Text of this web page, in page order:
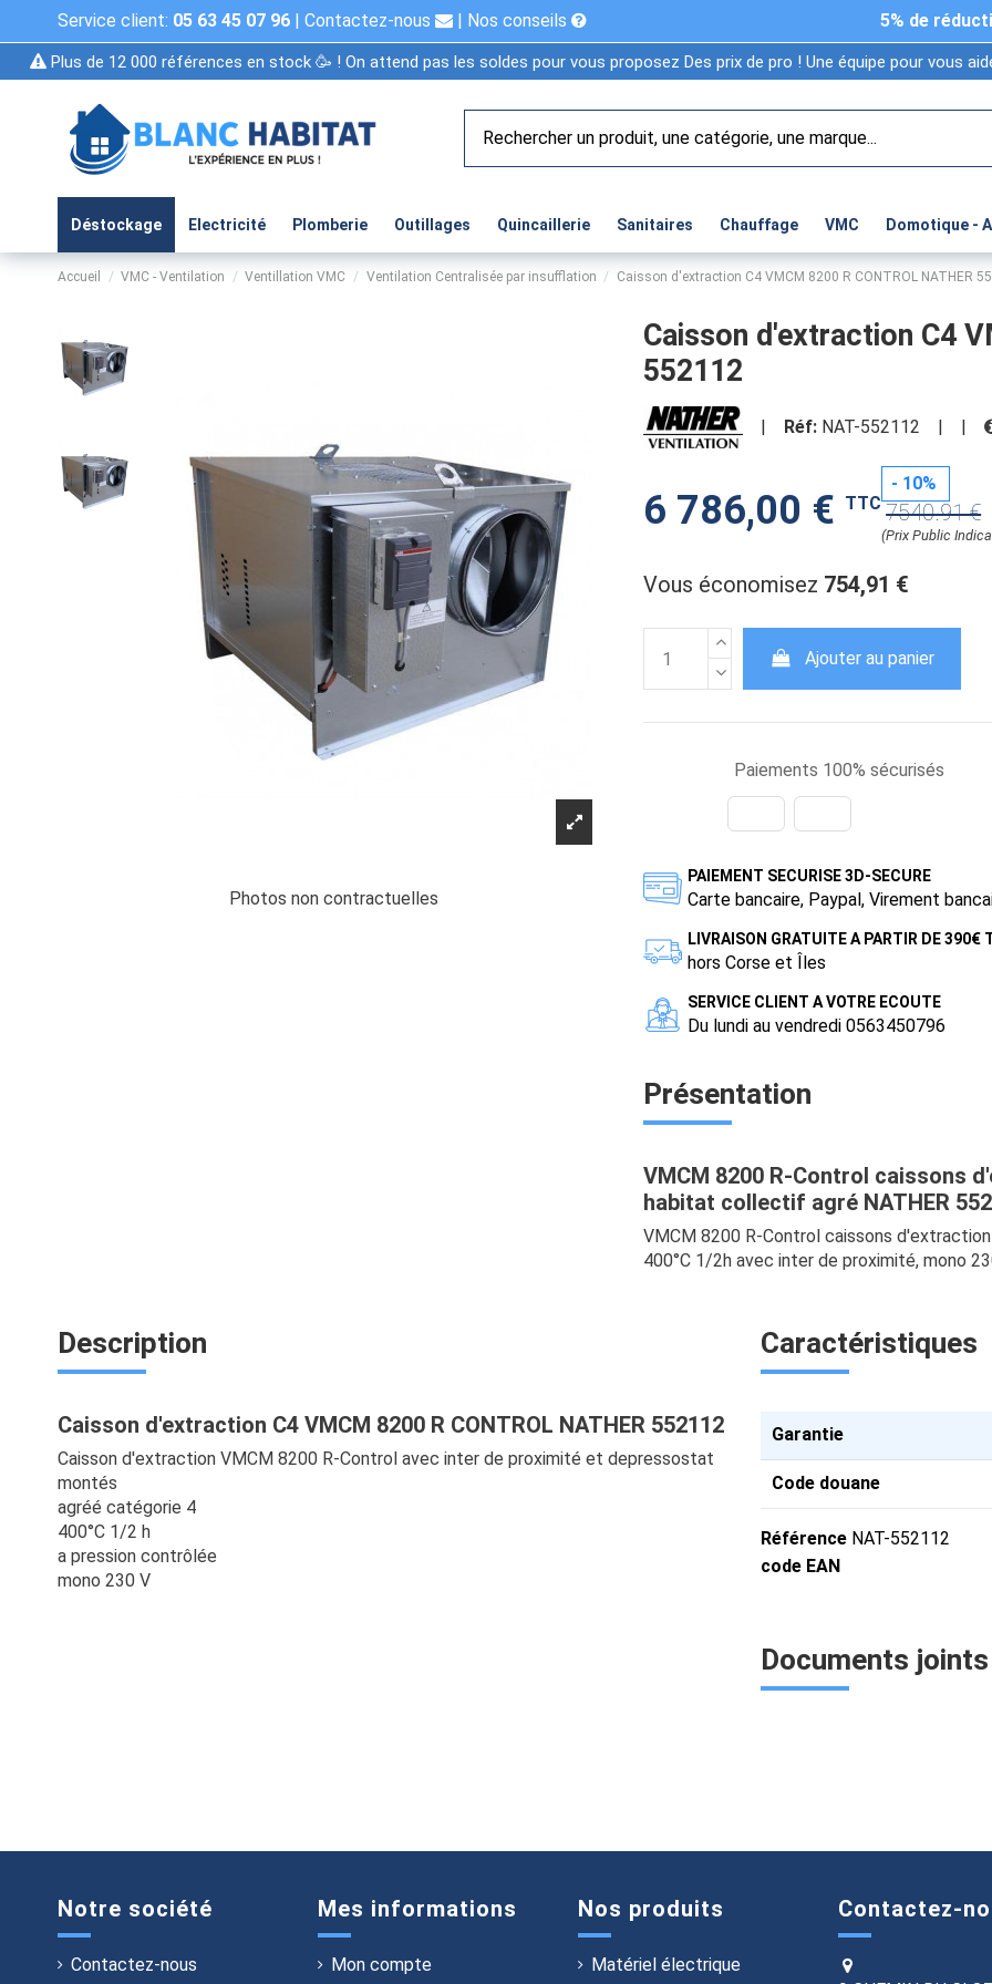
Service client: 05 63 45 07 96 | Contactez-nous | Nos conseils 5% de
Plus de 12 000 références en stock 🥳 ! On attend pas les soldes pour vous proposez Des prix de pro ! Une équipe pour vous
Déstockage Electricité Plomberie Outillages Quincaillerie Sanitaires Chauffage VMC Domotique -
Accueil VMC - Ventilation Ventillation VMC Ventilation Centralisée par insufflation Caisson d'extraction C4 VMCM 8200 R CONTROL NATHER
Photos non contractuelles
Caisson d'extraction C4
552112
| Réf: NAT-552112 | |
6 786,00 € TTC
- 10%
7540.91 €
(Prix Public
Vous économisez 754,91 €
Ajouter au panier
Paiements 100% sécurisés
PAIEMENT SECURISE 3D-SECURE
Carte bancaire, Paypal, Virement
LIVRAISON GRATUITE A PARTIR DE 390€
hors Corse et Îles
SERVICE CLIENT A VOTRE ECOUTE
Du lundi au vendredi 0563450796
Présentation
VMCM 8200 R-Control caissons
habitat collectif agré NATHER
VMCM 8200 R-Control caissons
400°C 1/2h avec inter de proximité, mono
Description
Caisson d'extraction C4 VMCM 8200 R CONTROL NATHER 552112
Caisson d'extraction VMCM 8200 R-Control avec inter de proximité et depressostat
montés
agréé catégorie 4
400°C 1/2 h
a pression contrôlée
mono 230 V
Caractéristiques
Garantie
Code douane
Référence NAT-552112
code EAN
Documents joints
Notre société
Contactez-nous
Mes informations
Mon compte
Nos produits
Matériel électrique
Contactez-